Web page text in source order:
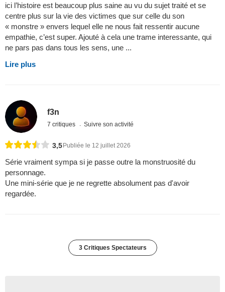
ici l’histoire est beaucoup plus saine au vu du sujet traité et se
centre plus sur la vie des victimes que sur celle du son
« monstre » envers lequel elle ne nous fait ressentir aucune
empathie, c’est super. Ajouté à cela une trame interessante, qui
ne pars pas dans tous les sens, une ...
Lire plus
f3n
7 critiques Suivre son activité
3,5Publiée le 12 juillet 2026
Série vraiment sympa si je passe outre la monstruosité du
personnage.
Une mini-série que je ne regrette absolument pas d'avoir
regardée.
3 Critiques Spectateurs